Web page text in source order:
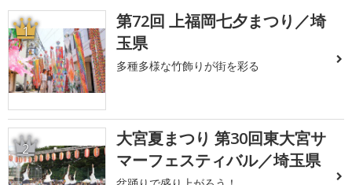
1
第72回 上福岡七夕まつり／埼
玉県
多種多様な竹飾りが街を彩る
2
大宮夏まつり 第30回東大宮サ
マーフェスティバル／埼玉県